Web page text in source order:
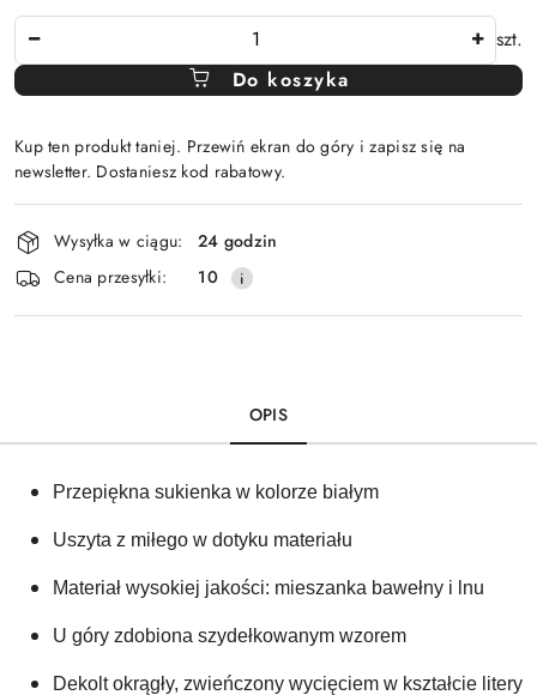
szt.
Do koszyka
Kup ten produkt taniej. Przewiń ekran do góry i zapisz się na
newsletter. Dostaniesz kod rabatowy.
Dostępność
i
dostawa
Wysyłka w ciągu:
24 godzin
Cena przesyłki:
10
OPIS
Przepiękna sukienka w kolorze białym
Uszyta z miłego w dotyku materiału
Materiał wysokiej jakości: mieszanka bawełny i lnu
U góry zdobiona szydełkowanym wzorem
Dekolt okrągły, zwieńczony wycięciem w kształcie litery